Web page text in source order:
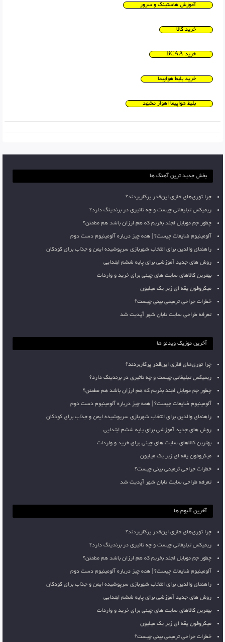
آموزش هاستینگ و سرور
خرید کالا
خرید BCAA
خرید بلیط هواپیما
بلیط هواپیما اهواز مشهد
بخش جدید ترین آهنگ ها
چرا توری‌های فلزی این‌قدر پرکاربردند؟
ریمیکس تبلیغاتی چیست و چه تاثیری در برندینگ دارد؟
چطور جم موبایل لجند بخریم که هم ارزان باشد هم مطمئن؟
آلومینیوم ضایعات چیست؟ | همه چیز درباره آلومینیوم دست دوم
راهنمای والدین برای انتخاب شهربازی سرپوشیده ایمن و جذاب برای کودکان
روش های جدید آموزشی برای پایه ششم ابتدایی
بهترین کالاهای سایت های چینی برای خرید و واردات
میکروفون یقه ای زیر یک میلیون
خطرات جراحی ترمیمی بینی چیست؟
تعرفه طراحی سایت تابان شهر آپدیت شد
آخرین موزیک ویدئو ها
چرا توری‌های فلزی این‌قدر پرکاربردند؟
ریمیکس تبلیغاتی چیست و چه تاثیری در برندینگ دارد؟
چطور جم موبایل لجند بخریم که هم ارزان باشد هم مطمئن؟
آلومینیوم ضایعات چیست؟ | همه چیز درباره آلومینیوم دست دوم
راهنمای والدین برای انتخاب شهربازی سرپوشیده ایمن و جذاب برای کودکان
روش های جدید آموزشی برای پایه ششم ابتدایی
بهترین کالاهای سایت های چینی برای خرید و واردات
میکروفون یقه ای زیر یک میلیون
خطرات جراحی ترمیمی بینی چیست؟
تعرفه طراحی سایت تابان شهر آپدیت شد
آخرین آلبوم ها
چرا توری‌های فلزی این‌قدر پرکاربردند؟
ریمیکس تبلیغاتی چیست و چه تاثیری در برندینگ دارد؟
چطور جم موبایل لجند بخریم که هم ارزان باشد هم مطمئن؟
آلومینیوم ضایعات چیست؟ | همه چیز درباره آلومینیوم دست دوم
راهنمای والدین برای انتخاب شهربازی سرپوشیده ایمن و جذاب برای کودکان
روش های جدید آموزشی برای پایه ششم ابتدایی
بهترین کالاهای سایت های چینی برای خرید و واردات
میکروفون یقه ای زیر یک میلیون
خطرات جراحی ترمیمی بینی چیست؟